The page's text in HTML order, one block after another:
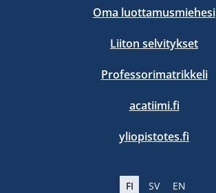
Oma luottamusmiehesi
Liiton selvitykset
Professorimatrikkeli
acatiimi.fi
yliopistotes.fi
FI SV EN